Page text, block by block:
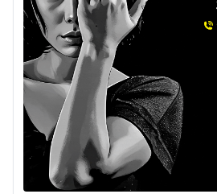
Διαβάστε την «Ναυπακτία» που
31/07 • 08:16
Δωρίδα για Όλους: «Καμία
στην ΕΥΔΑΠ»
28/07 • 21:46
Διαβάστε την «Ναυπακτία» που
24/07 • 11:31
Γιορτή της Τράτας 2026 |